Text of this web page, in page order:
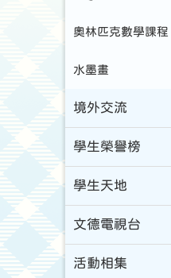
奧林匹克數學課程
水墨畫
境外交流
學生榮譽榜
學生天地
文德電視台
活動相集